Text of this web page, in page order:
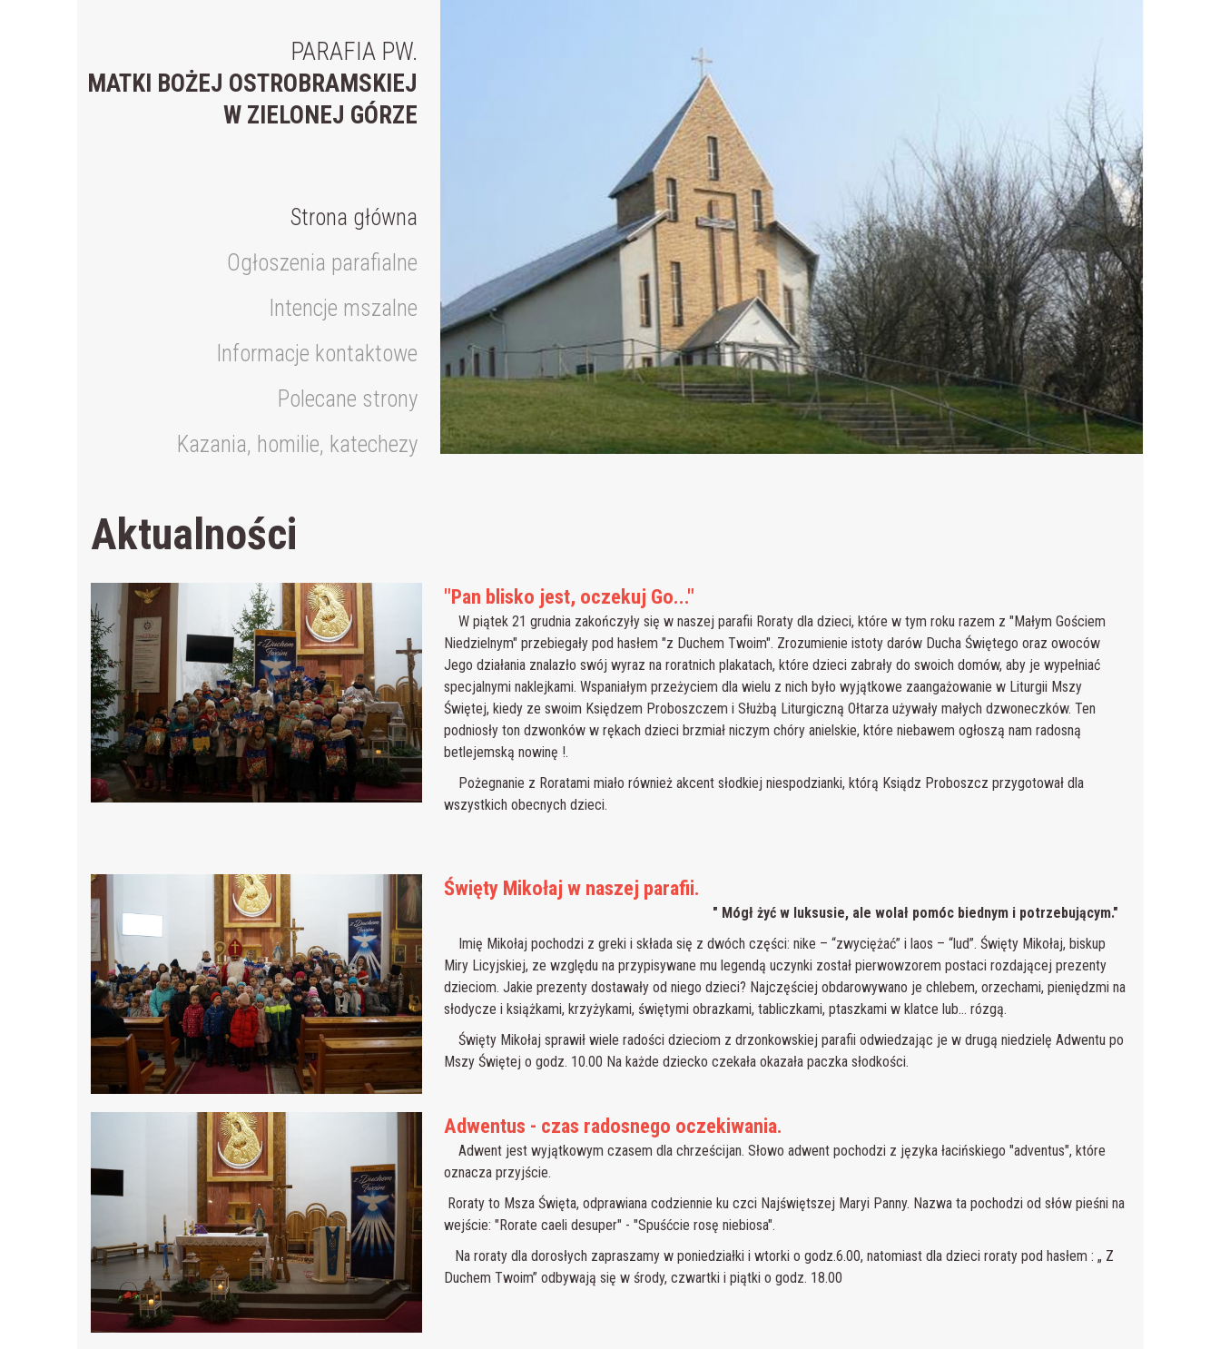
PARAFIA PW.
MATKI BOŻEJ OSTROBRAMSKIEJ
W ZIELONEJ GÓRZE
Strona główna
Ogłoszenia parafialne
Intencje mszalne
Informacje kontaktowe
Polecane strony
Kazania, homilie, katechezy
Aktualności
"Pan blisko jest, oczekuj Go..."
W piątek 21 grudnia zakończyły się w naszej parafii Roraty dla dzieci, które w tym roku razem z "Małym Gościem
Niedzielnym" przebiegały pod hasłem "z Duchem Twoim". Zrozumienie istoty darów Ducha Świętego oraz owoców
Jego działania znalazło swój wyraz na roratnich plakatach, które dzieci zabrały do swoich domów, aby je wypełniać
specjalnymi naklejkami. Wspaniałym przeżyciem dla wielu z nich było wyjątkowe zaangażowanie w Liturgii Mszy
Świętej, kiedy ze swoim Księdzem Proboszczem i Służbą Liturgiczną Ołtarza używały małych dzwoneczków. Ten
podniosły ton dzwonków w rękach dzieci brzmiał niczym chóry anielskie, które niebawem ogłoszą nam radosną
betlejemską nowinę !.
Pożegnanie z Roratami miało również akcent słodkiej niespodzianki, którą Ksiądz Proboszcz przygotował dla
wszystkich obecnych dzieci.
Święty Mikołaj w naszej parafii.
" Mógł żyć w luksusie, ale wolał pomóc biednym i potrzebującym."
Imię Mikołaj pochodzi z greki i składa się z dwóch części: nike – “zwyciężać” i laos – “lud”. Święty Mikołaj, biskup
Miry Licyjskiej, ze względu na przypisywane mu legendą uczynki został pierwowzorem postaci rozdającej prezenty
dzieciom. Jakie prezenty dostawały od niego dzieci? Najczęściej obdarowywano je chlebem, orzechami, pieniędzmi na
słodycze i książkami, krzyżykami, świętymi obrazkami, tabliczkami, ptaszkami w klatce lub… rózgą.
Święty Mikołaj sprawił wiele radości dzieciom z drzonkowskiej parafii odwiedzając je w drugą niedzielę Adwentu po
Mszy Świętej o godz. 10.00 Na każde dziecko czekała okazała paczka słodkości.
Adwentus - czas radosnego oczekiwania.
Adwent jest wyjątkowym czasem dla chrześcijan. Słowo adwent pochodzi z języka łacińskiego "adventus", które
oznacza przyjście.
Roraty to Msza Święta, odprawiana codziennie ku czci Najświętszej Maryi Panny. Nazwa ta pochodzi od słów pieśni na
wejście: "Rorate caeli desuper" - "Spuśćcie rosę niebiosa".
Na roraty dla dorosłych zapraszamy w poniedziałki i wtorki o godz.6.00, natomiast dla dzieci roraty pod hasłem : „ Z
Duchem Twoim” odbywają się w środy, czwartki i piątki o godz. 18.00